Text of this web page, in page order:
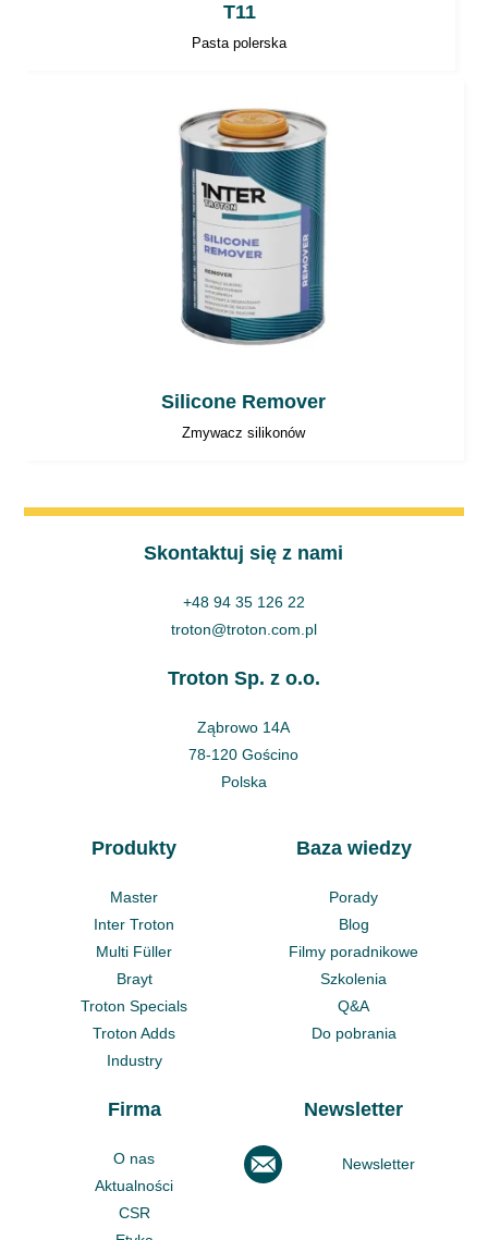
T11
Pasta polerska
Silicone Remover
Zmywacz silikonów
Skontaktuj się z nami
+48 94 35 126 22
troton@troton.com.pl
Troton Sp. z o.o.
Ząbrowo 14A
78-120 Gościno
Polska
Produkty
Master
Inter Troton
Multi Füller
Brayt
Troton Specials
Troton Adds
Industry
Baza wiedzy
Porady
Blog
Filmy poradnikowe
Szkolenia
Q&A
Do pobrania
Firma
O nas
Aktualności
CSR
Newsletter
Newsletter